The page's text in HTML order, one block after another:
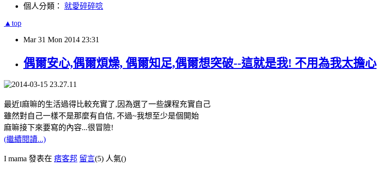
個人分類： 就愛碎碎唸
▲top
Mar 31 Mon 2014 23:31
偶爾安心,偶爾煩燥, 偶爾知足,偶爾想突破--這就是我! 不用為我太擔心
最近I麻嘛的生活過得比較充實了,因為選了一些課程充實自己
雖然對自己一樣不是那麼有自信, 不過~我想至少是個開始
麻嘛接下來要寫的內容...很冒險!
(繼續閱讀...)
I mama 發表在 痞客邦 留言(5) 人氣()